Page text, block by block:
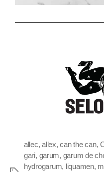
allec,allex,can the can,
gari, garum, garum de
hydrogarum, liquamen,